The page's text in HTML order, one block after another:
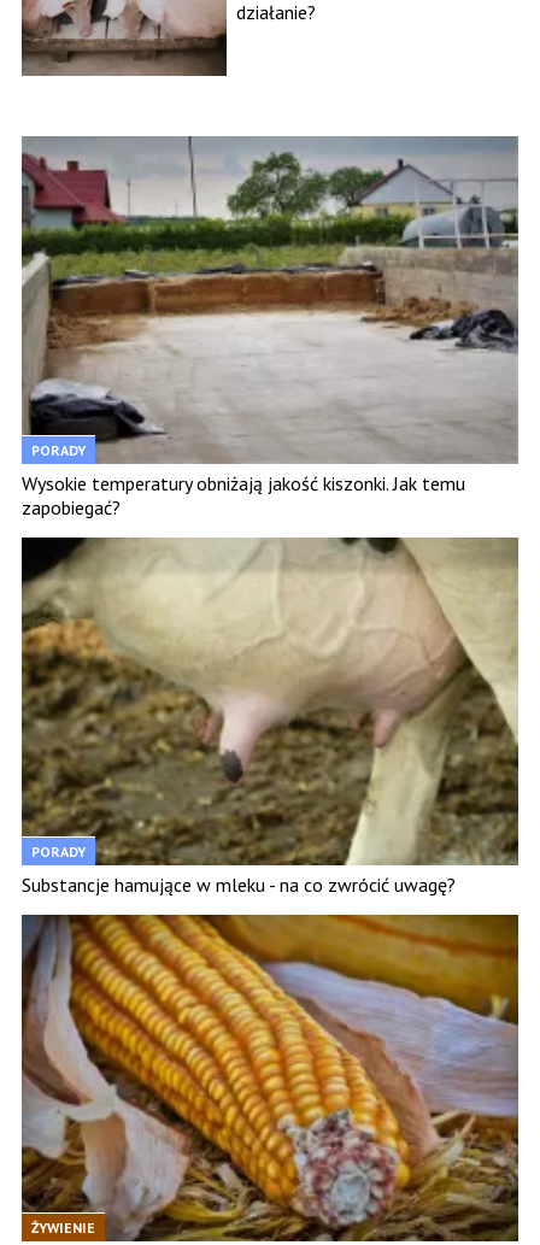
działanie?
PORADY
Wysokie temperatury obniżają jakość kiszonki. Jak temu
zapobiegać?
PORADY
Substancje hamujące w mleku - na co zwrócić uwagę?
ŻYWIENIE